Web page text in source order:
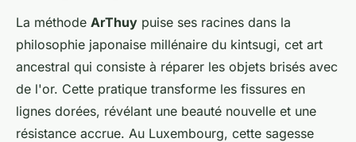
La méthode ArThuy puise ses racines dans la
philosophie japonaise millénaire du kintsugi, cet art
ancestral qui consiste à réparer les objets brisés avec
de l'or. Cette pratique transforme les fissures en
lignes dorées, révélant une beauté nouvelle et une
résistance accrue. Au Luxembourg, cette sagesse